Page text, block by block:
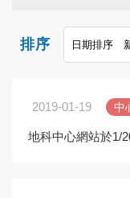
排序
2019-01-19 中
地科中心網站於1/